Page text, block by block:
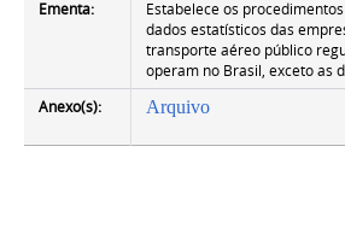
Ementa:
Estabelece os
dados estatísticos das
transporte aéreo público
operam no Brasil, exceto as
Anexo(s):
Arquivo